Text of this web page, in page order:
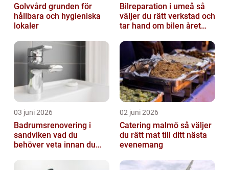
Golvvård grunden för
hållbara och hygieniska
lokaler
Bilreparation i umeå så
väljer du rätt verkstad och
tar hand om bilen året
03 juni 2026
Badrumsrenovering i
sandviken vad du
behöver veta innan du
02 juni 2026
Catering malmö så väljer
du rätt mat till ditt nästa
evenemang